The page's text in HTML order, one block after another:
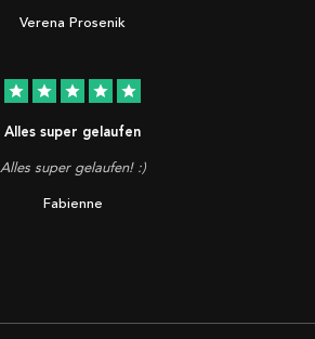
Verena Prosenik
star star star star star
Alles super gelaufen
Alles super gelaufen! :)
Fabienne